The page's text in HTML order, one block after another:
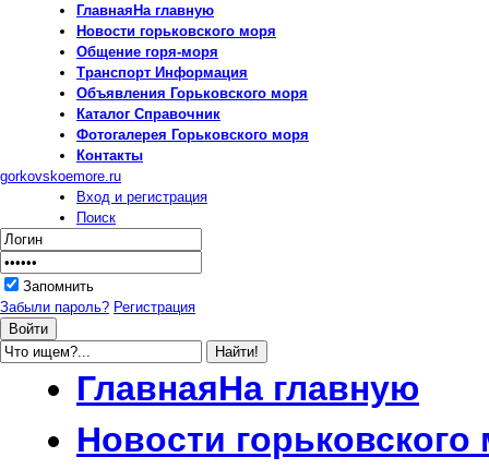
Главная На главную
Новости горьковского моря
Общение горя-моря
Транспорт Информация
Объявления Горьковского моря
Каталог Справочник
Фотогалерея Горьковского моря
Контакты
gorkovskoemore.ru
Вход и регистрация
Поиск
Запомнить
Забыли пароль? Регистрация
ГлавнаяНа главную
Новости